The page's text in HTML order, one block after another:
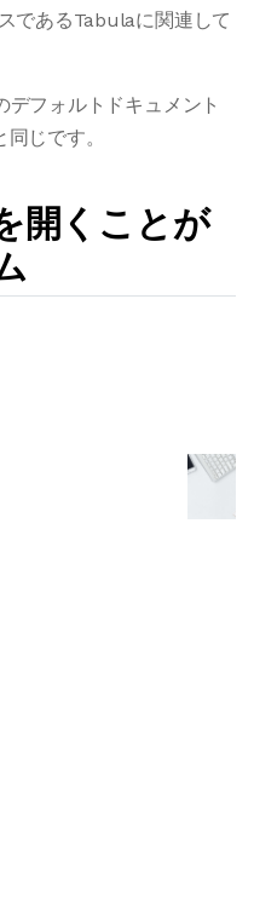
であるTabulaに関連して
フォルトドキュメント
じです。
開くことが